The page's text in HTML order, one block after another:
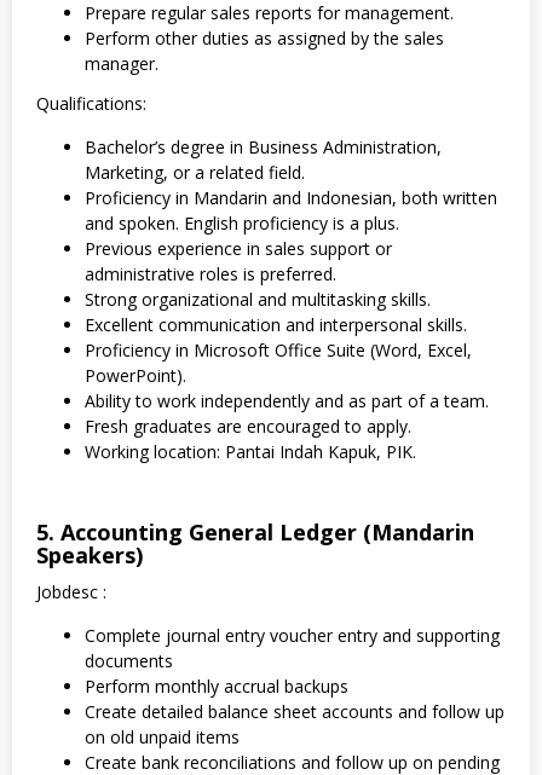
Prepare regular sales reports for management.
Perform other duties as assigned by the sales
manager.
Qualifications:
Bachelor’s degree in Business Administration,
Marketing, or a related field.
Proficiency in Mandarin and Indonesian, both written
and spoken. English proficiency is a plus.
Previous experience in sales support or
administrative roles is preferred.
Strong organizational and multitasking skills.
Excellent communication and interpersonal skills.
Proficiency in Microsoft Office Suite (Word, Excel,
PowerPoint).
Ability to work independently and as part of a team.
Fresh graduates are encouraged to apply.
Working location: Pantai Indah Kapuk, PIK.
5. Accounting General Ledger (Mandarin
Speakers)
Jobdesc :
Complete journal entry voucher entry and supporting
documents
Perform monthly accrual backups
Create detailed balance sheet accounts and follow up
on old unpaid items
Create bank reconciliations and follow up on pending